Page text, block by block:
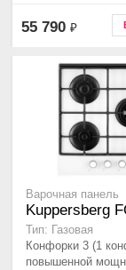
55 790 ₽
Варочная панель
Kuppersberg
Тип: Газовая
Конфорки 3 (1
повышенной